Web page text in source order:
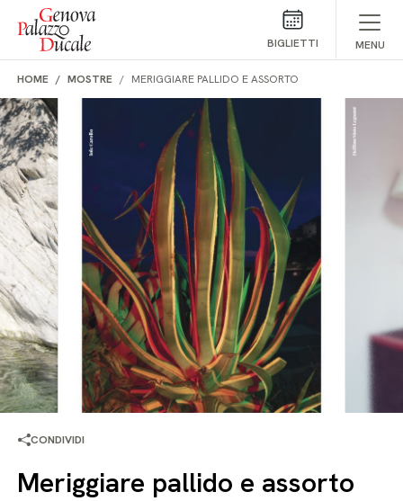
Salta al contenuto
BIGLIETTI MENU
HOME MOSTRE MERIGGIARE PALLIDO E ASSORTO
CONDIVIDI
Meriggiare pallido e assorto